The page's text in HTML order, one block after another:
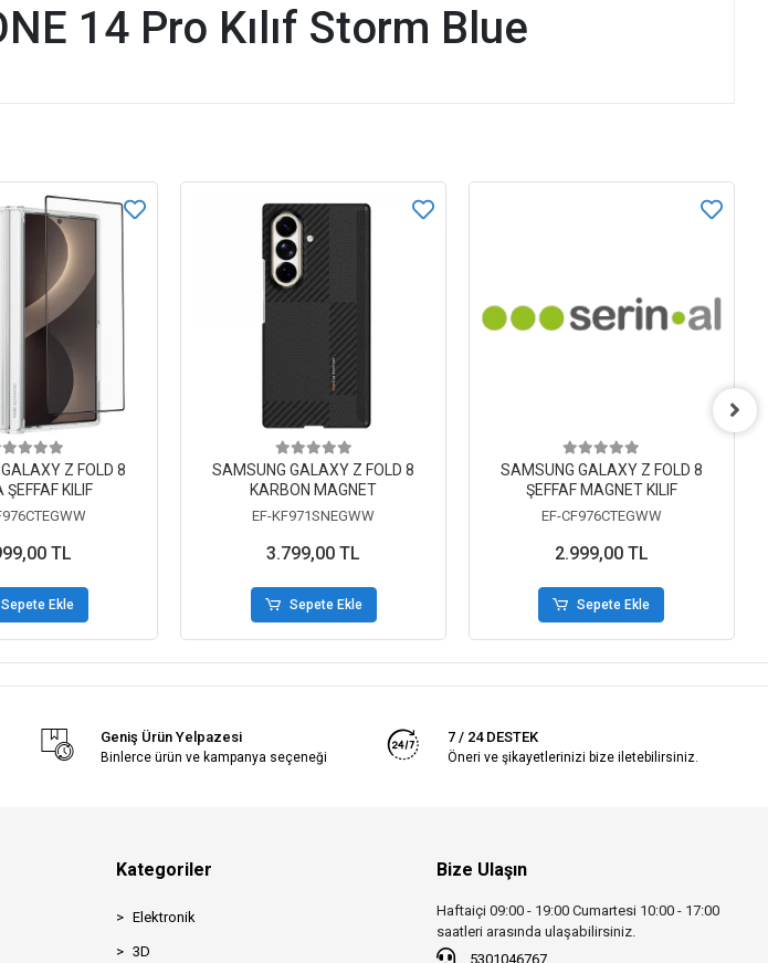
14 Pro Kılıf Storm Blue
Z FOLD 8
ŞEFFAF KILIF
TL
Sepete Ekle
SAMSUNG GALAXY Z FOLD 8
KARBON MAGNET
EF-KF971SNEGWW
3.799,00 TL
Sepete Ekle
SAMSUNG GALAXY Z FOLD 8
ŞEFFAF MAGNET KILIF
EF-CF976CTEGWW
2.999,00 TL
Sepete Ekle
Geniş Ürün Yelpazesi
Binlerce ürün ve kampanya seçeneği
7 / 24 DESTEK
Öneri ve şikayetlerinizi bize iletebilirsiniz.
Kategoriler
Elektronik
3D
Bize Ulaşın
Haftaiçi 09:00 - 19:00 Cumartesi 10:00 - 17:00
saatleri arasında ulaşabilirsiniz.
5301046767